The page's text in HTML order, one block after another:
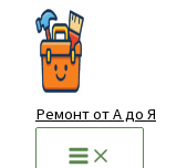
Перейти
содержимому
Ремонт от А до Я